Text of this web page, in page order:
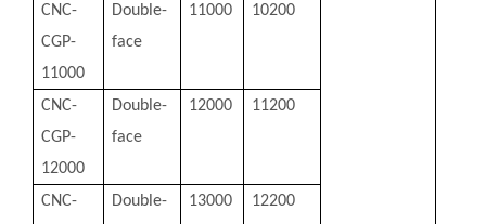
CNC-
CGP-
11000
Double-
face
11000 10200
CNC-
CGP-
12000
Double-
face
12000 11200
CNC-
Double-
13000 12200